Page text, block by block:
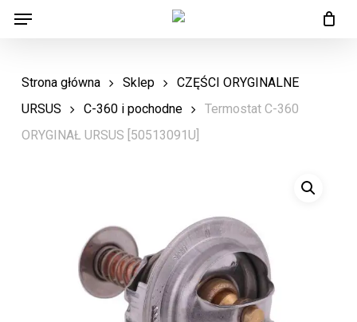
Skip
content
Menu
Strona główna Sklep
CZĘŚCI ORYGINALNE
URSUS
C-360 i pochodne
Termostat C-360
ORYGINAŁ URSUS [50513091U]
Menu